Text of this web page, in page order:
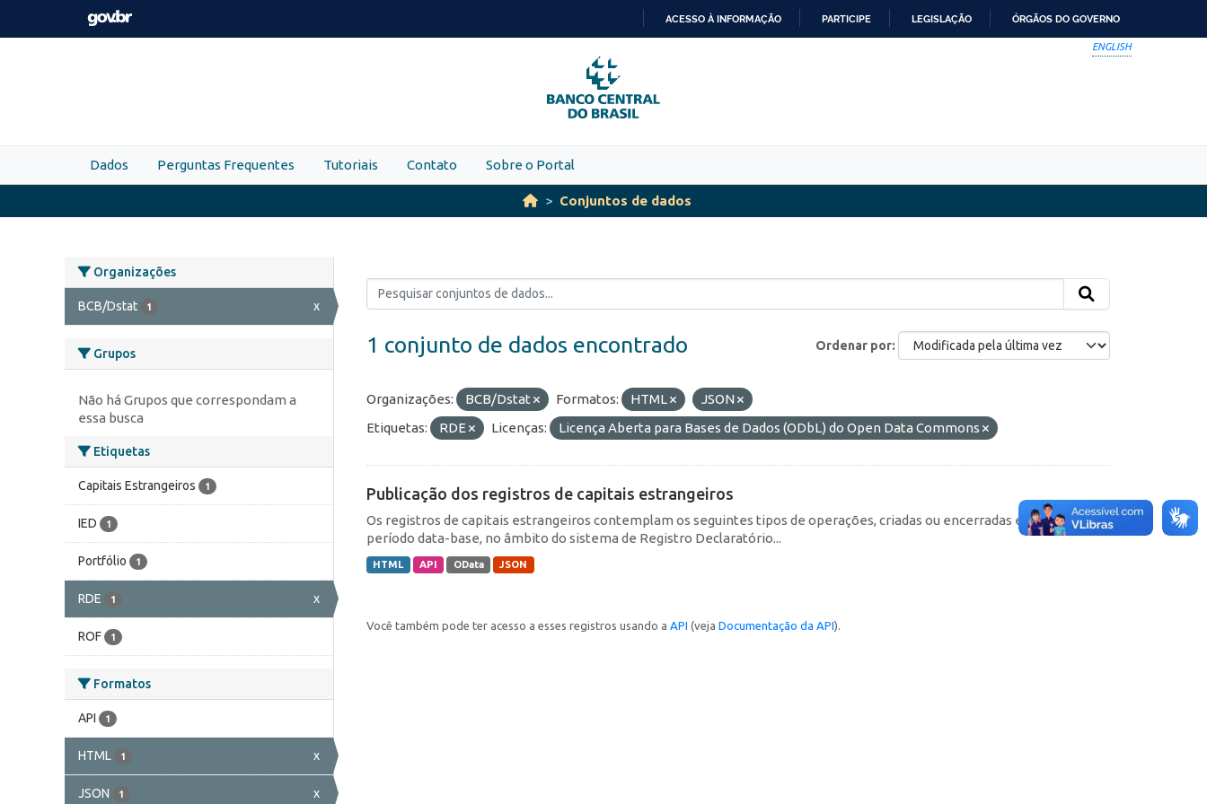
Skip to main content
PARA
O
CONTEÚDO
ACESSO À INFORMAÇÃO PARTICIPE LEGISLAÇÃO ÓRGÃOS DO GOVERNO
ENGLISH
Dados Perguntas Frequentes Tutoriais Contato Sobre o Portal
Conjuntos de dados
Organizações
BCB/Dstat 1 x
Grupos
Não há Grupos que correspondam a
essa busca
Etiquetas
Capitais Estrangeiros 1
IED 1
Portfólio 1
RDE 1 x
ROF 1
Formatos
API 1
HTML 1 x
JSON 1 x
Ordenar por
1 conjunto de dados encontrado
Organizações: BCB/Dstat Formatos: HTML
JSON
Etiquetas:
RDE Licenças: Licença Aberta para Bases de Dados (ODbL) do Open Data Commons
Publicação dos registros de capitais estrangeiros
Os registros de capitais estrangeiros contemplam os seguintes tipos de operações, criadas ou encerradas em cada
período data-base, no âmbito do sistema de Registro Declaratório...
HTML API OData JSON
Você também pode ter acesso a esses registros usando a API (veja Documentação da API).